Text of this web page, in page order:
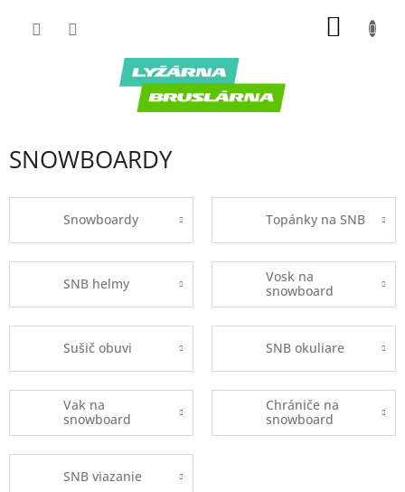
SNOWBOARDY
Snowboardy Topánky na SNB
SNB helmy
Vosk na
snowboard
Sušič obuvi SNB okuliare
Vak na
snowboard
Chrániče na
snowboard
SNB viazanie